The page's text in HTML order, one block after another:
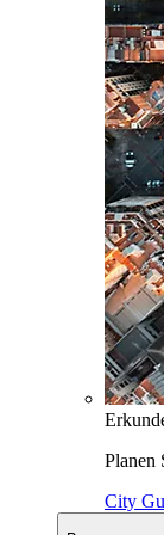
Planen
City